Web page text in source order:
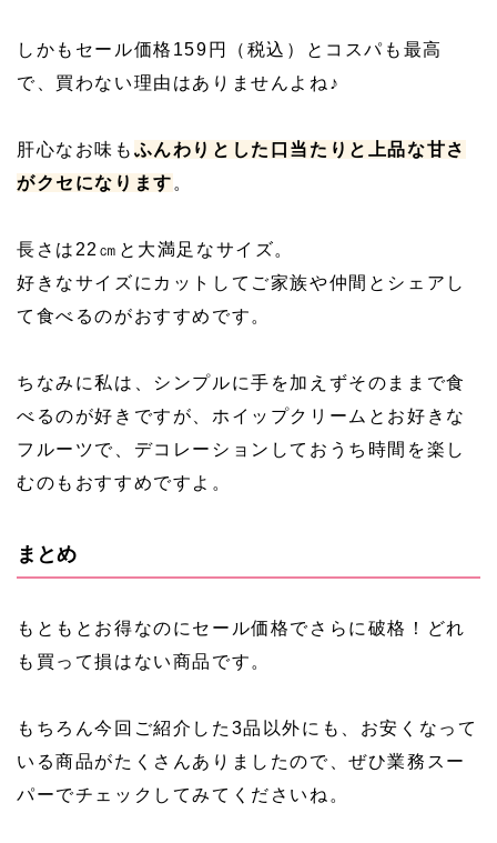
しかもセール価格159円（税込）とコスパも最高
で、買わない理由はありませんよね♪
肝心なお味も ふんわりとした口当たりと上品な甘さ
がクセになります 。
長さは22㎝と大満足なサイズ。
好きなサイズにカットしてご家族や仲間とシェアし
て食べるのがおすすめです。
ちなみに私は、シンプルに手を加えずそのままで食
べるのが好きですが、ホイップクリームとお好きな
フルーツで、デコレーションしておうち時間を楽し
むのもおすすめですよ。
まとめ
もともとお得なのにセール価格でさらに破格！どれ
も買って損はない商品です。
もちろん今回ご紹介した3品以外にも、お安くなって
いる商品がたくさんありましたので、ぜひ業務スー
パーでチェックしてみてくださいね。